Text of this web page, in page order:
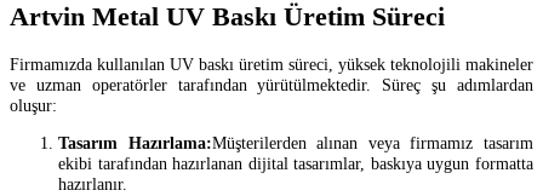
Artvin Metal UV Baskı Üretim Süreci
Firmamızda kullanılan UV baskı üretim süreci, yüksek teknolojili makineler
ve uzman operatörler tarafından yürütülmektedir. Süreç şu adımlardan
oluşur:
Tasarım Hazırlama:Müşterilerden alınan veya firmamız tasarım
ekibi tarafından hazırlanan dijital tasarımlar, baskıya uygun formatta
hazırlanır.